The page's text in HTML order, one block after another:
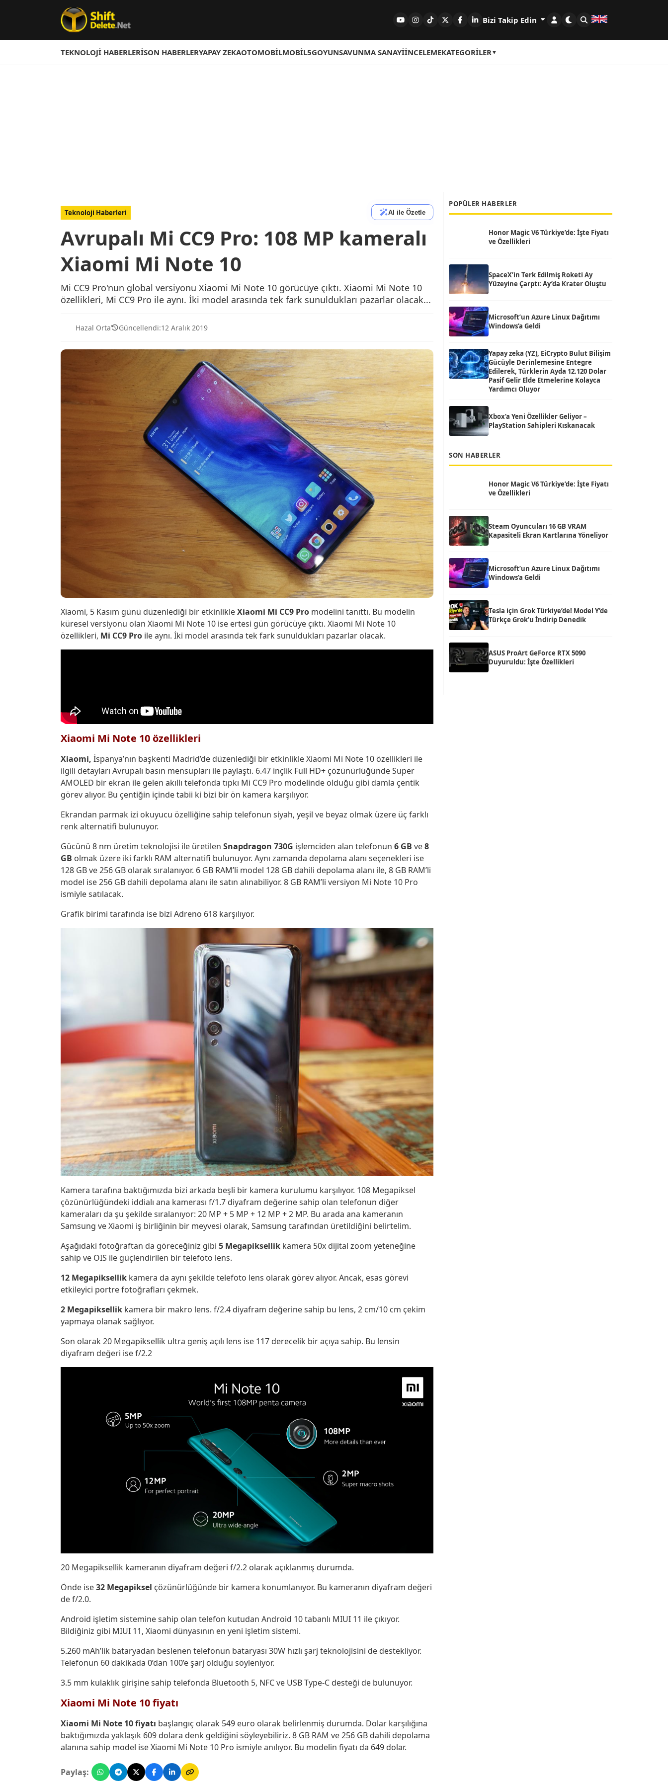
Bizi Takip Edin
TEKNOLOJI HABERLERISON HABERLERYAPAY ZEKAOTOMOBILMOBIL5GOYUNSAVUNMA SANAYIİNCELEMEKATEGORILER
Teknoloji Haberleri AI ile Özetle
Avrupalı Mi CC9 Pro: 108 MP kameralı
Xiaomi Mi Note 10
Mi CC9 Pro'nun global versiyonu Xiaomi Mi Note 10 görücüye çıktı. Xiaomi Mi Note 10
özellikleri, Mi CC9 Pro ile aynı. İki model arasında tek fark sunuldukları pazarlar olacak...
Hazal Orta Güncellendi:12 Aralık 2019
Xiaomi, 5 Kasım günü düzenlediği bir etkinlikleXiaomi Mi CC9 Pro modelini tanıttı. Bu modelin
küresel versiyonu olan Xiaomi Mi Note 10 ise ertesi gün görücüye çıktı. Xiaomi Mi Note 10
özellikleri, Mi CC9 Pro ile aynı. İki model arasında tek fark sunuldukları pazarlar olacak.
Xiaomi Mi Note 10 özellikleri
Xiaomi, İspanya’nın başkenti Madrid’de düzenlediği bir etkinlikle Xiaomi Mi Note 10 özellikleri ile
ilgili detayları Avrupalı basın mensupları ile paylaştı. 6.47 inçlik Full HD+ çözünürlüğünde Super
AMOLED bir ekran ile gelen akıllı telefonda tıpkı Mi CC9 Pro modelinde olduğu gibi damla çentik
görev alıyor. Bu çentiğin içinde tabii ki bizi bir ön kamera karşılıyor.
Ekrandan parmak izi okuyucu özelliğine sahip telefonun siyah, yeşil ve beyaz olmak üzere üç farklı
renk alternatifi bulunuyor.
Gücünü 8 nm üretim teknolojisi ile üretilen Snapdragon 730G işlemciden alan telefonun 6 GB ve8
GB olmak üzere iki farklı RAM alternatifi bulunuyor. Aynı zamanda depolama alanı seçenekleri ise
128 GB ve 256 GB olarak sıralanıyor. 6 GB RAM’li model 128 GB dahili depolama alanı ile, 8 GB RAM’li
model ise 256 GB dahili depolama alanı ile satın alınabiliyor. 8 GB RAM’li versiyon Mi Note 10 Pro
ismiyle satılacak.
Grafik birimi tarafında ise bizi Adreno 618 karşılıyor.
Kamera tarafına baktığımızda bizi arkada beşli bir kamera kurulumu karşılıyor. 108 Megapiksel
çözünürlüğündeki iddialı ana kamerası f/1.7 diyafram değerine sahip olan telefonun diğer
kameraları da şu şekilde sıralanıyor: 20 MP + 5 MP + 12 MP + 2 MP. Bu arada ana kameranın
Samsung ve Xiaomi iş birliğinin bir meyvesi olarak, Samsung tarafından üretildiğini belirtelim.
Aşağıdaki fotoğraftan da göreceğiniz gibi 5 Megapiksellik kamera 50x dijital zoom yeteneğine
sahip ve OIS ile güçlendirilen bir telefoto lens.
12 Megapiksellik kamera da aynı şekilde telefoto lens olarak görev alıyor. Ancak, esas görevi
etkileyici portre fotoğrafları çekmek.
2 Megapiksellik kamera bir makro lens. f/2.4 diyafram değerine sahip bu lens, 2 cm/10 cm çekim
yapmaya olanak sağlıyor.
Son olarak 20 Megapiksellik ultra geniş açılı lens ise 117 derecelik bir açıya sahip. Bu lensin
diyafram değeri ise f/2.2
20 Megapiksellik kameranın diyafram değeri f/2.2 olarak açıklanmış durumda.
Önde ise32 Megapiksel çözünürlüğünde bir kamera konumlanıyor. Bu kameranın diyafram değeri
de f/2.0.
Android işletim sistemine sahip olan telefon kutudan Android 10 tabanlı MIUI 11 ile çıkıyor.
Bildiğiniz gibi MIUI 11, Xiaomi dünyasının en yeni işletim sistemi.
5.260 mAh’lik bataryadan beslenen telefonun bataryası 30W hızlı şarj teknolojisini de destekliyor.
Telefonun 60 dakikada 0’dan 100’e şarj olduğu söyleniyor.
3.5 mm kulaklık girişine sahip telefonda Bluetooth 5, NFC ve USB Type-C desteği de bulunuyor.
Xiaomi Mi Note 10 fiyatı
Xiaomi Mi Note 10 fiyatı başlangıç olarak 549 euro olarak belirlenmiş durumda. Dolar karşılığına
baktığımızda yaklaşık 609 dolara denk geldiğini söyleyebiliriz. 8 GB RAM ve 256 GB dahili depolama
alanına sahip model ise Xiaomi Mi Note 10 Pro ismiyle anılıyor. Bu modelin fiyatı da 649 dolar.
Paylaş:
POPÜLER HABERLER
Honor Magic V6 Türkiye’de: İşte Fiyatı
ve Özellikleri
SpaceX’in Terk Edilmiş Roketi Ay
Yüzeyine Çarptı: Ay’da Krater Oluştu
Microsoft’un Azure Linux Dağıtımı
Windows’a Geldi
Yapay zeka (YZ), EiCrypto Bulut Bilişim
Gücüyle Derinlemesine Entegre
Edilerek, Türklerin Ayda 12.120 Dolar
Pasif Gelir Elde Etmelerine Kolayca
Yardımcı Oluyor
Xbox’a Yeni Özellikler Geliyor –
PlayStation Sahipleri Kıskanacak
SON HABERLER
Honor Magic V6 Türkiye’de: İşte Fiyatı
ve Özellikleri
Steam Oyuncuları 16 GB VRAM
Kapasiteli Ekran Kartlarına Yöneliyor
Microsoft’un Azure Linux Dağıtımı
Windows’a Geldi
Tesla için Grok Türkiye’de! Model Y’de
Türkçe Grok’u İndirip Denedik
ASUS ProArt GeForce RTX 5090
Duyuruldu: İşte Özellikleri